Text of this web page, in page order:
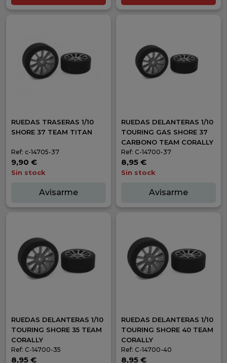
RUEDAS TRASERAS 1/10
SHORE 37 TEAM TITAN
Ref: c-14705-37
9,90 €
Sin stock
Avisarme
RUEDAS DELANTERAS 1/10
TOURING GAS SHORE 37
CARBONO TEAM CORALLY
Ref: C-14700-37
8,95 €
Sin stock
Avisarme
RUEDAS DELANTERAS 1/10
TOURING SHORE 35 TEAM
CORALLY
Ref: C-14700-35
8,95 €
RUEDAS DELANTERAS 1/10
TOURING SHORE 40 TEAM
CORALLY
Ref: C-14700-40
8,95 €